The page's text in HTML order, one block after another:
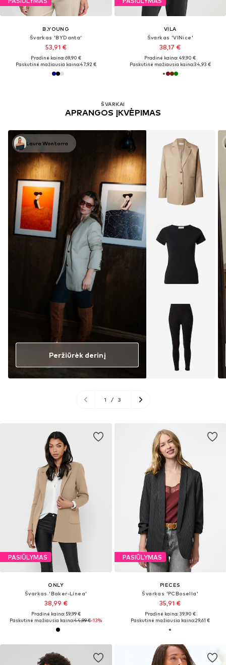
B.YOUNG
Švarkas 'BYDanta'
53,91 €
Pradinė kaina: 69,90 €
Paskutinė mažiausia kaina:47,92 €
VILA
Švarkas 'VINice'
38,17 €
Pradinė kaina: 49,90 €
Paskutinė mažiausia kaina:34,93 €
ŠVARKAI
APRANGOS ĮKVĖPIMAS
Laura Wontorra
Peržiūrėk derinį
1 / 3
PASIŪLYMAS
ONLY
Švarkas 'Baker-Linea'
38,99 €
Pradinė kaina: 59,99 €
Paskutinė mažiausia kaina:44,99 €-13%
PASIŪLYMAS
PIECES
Švarkas 'PCBosella'
35,91 €
Pradinė kaina: 39,90 €
Paskutinė mažiausia kaina:29,61 €